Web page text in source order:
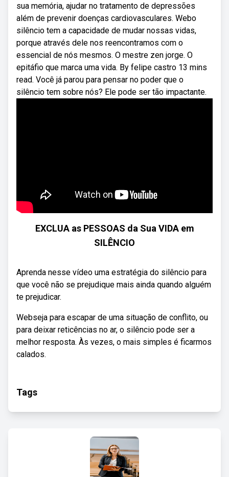
sua memória, ajudar no tratamento de depressões
além de prevenir doenças cardiovasculares. Webo
silêncio tem a capacidade de mudar nossas vidas,
porque através dele nos reencontramos com o
essencial de nós mesmos. O mestre zen jorge. O
epitáfio que marca uma vida. By felipe castro 13 mins
read. Você já parou para pensar no poder que o
silêncio tem sobre nós? Ele pode ser tão impactante.
EXCLUA as PESSOAS da Sua VIDA em
SILÊNCIO
Aprenda nesse vídeo uma estratégia do silêncio para
que você não se prejudique mais ainda quando alguém
te prejudicar.
Webseja para escapar de uma situação de conflito, ou
para deixar reticências no ar, o silêncio pode ser a
melhor resposta. Às vezes, o mais simples é ficarmos
calados.
Tags